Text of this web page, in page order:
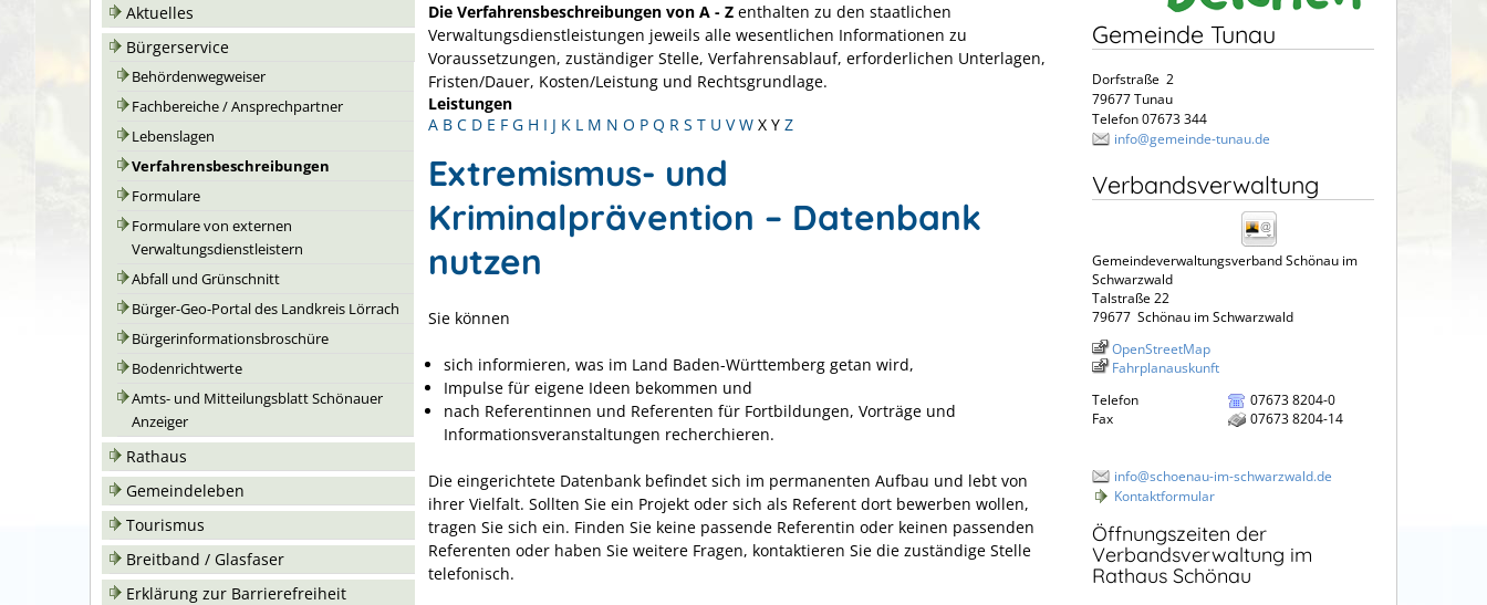
Aktuelles
Bürgerservice
Behördenwegweiser
Fachbereiche / Ansprechpartner
Lebenslagen
Verfahrensbeschreibungen
Formulare
Formulare von externen
Verwaltungsdienstleistern
Abfall und Grünschnitt
Bürger-Geo-Portal des Landkreis Lörrach
Bürgerinformationsbroschüre
Bodenrichtwerte
Amts- und Mitteilungsblatt Schönauer
Anzeiger
Rathaus
Gemeindeleben
Tourismus
Breitband / Glasfaser
Erklärung zur Barrierefreiheit
Die Verfahrensbeschreibungen von A - Z enthalten zu den staatlichen
Verwaltungsdienstleistungen jeweils alle wesentlichen Informationen zu
Voraussetzungen, zuständiger Stelle, Verfahrensablauf, erforderlichen Unterlagen,
Fristen/Dauer, Kosten/Leistung und Rechtsgrundlage.
Leistungen
A B C D E F G H I J K L M N O P Q R S T U V W X Y Z
Extremismus- und
Kriminalprävention – Datenbank
nutzen
Sie können
sich informieren, was im Land Baden-Württemberg getan wird,
Impulse für eigene Ideen bekommen und
nach Referentinnen und Referenten für Fortbildungen, Vorträge und
Informationsveranstaltungen recherchieren.
Die eingerichtete Datenbank befindet sich im permanenten Aufbau und lebt von
ihrer Vielfalt. Sollten Sie ein Projekt oder sich als Referent dort bewerben wollen,
tragen Sie sich ein. Finden Sie keine passende Referentin oder keinen passenden
Referenten oder haben Sie weitere Fragen, kontaktieren Sie die zuständige Stelle
telefonisch.
Gemeinde Tunau
Dorfstraße 2
79677 Tunau
Telefon 07673 344
info@gemeinde-tunau.de
Verbandsverwaltung
Gemeindeverwaltungsverband Schönau im
Schwarzwald
Talstraße 22
79677 Schönau im Schwarzwald
OpenStreetMap
Fahrplanauskunft
Telefon
07673 8204-0
Fax
07673 8204-14
info@schoenau-im-schwarzwald.de
Kontaktformular
Öffnungszeiten der
Verbandsverwaltung im
Rathaus Schönau